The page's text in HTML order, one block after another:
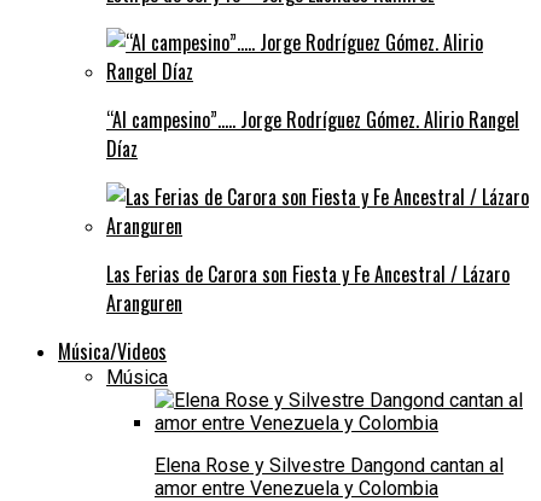
“Al campesino”….. Jorge Rodríguez Gómez. Alirio Rangel
Díaz
Las Ferias de Carora son Fiesta y Fe Ancestral / Lázaro
Aranguren
Música/Videos
Música
Elena Rose y Silvestre Dangond cantan al
amor entre Venezuela y Colombia